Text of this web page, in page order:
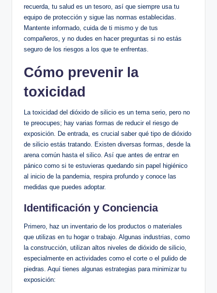
recuerda, tu salud es un ​tesoro,‍ así ​que siempre usa⁤ tu
equipo⁣ de⁣ protección y sigue ‍las normas establecidas.
Mantente informado, cuida ‌de ‌ti mismo y de tus‍
compañeros, ​y no dudes en hacer preguntas si no estás
seguro​ de los riesgos ‌a los que te enfrentas.
Cómo prevenir ⁤la
toxicidad
La toxicidad del dióxido de silicio‍ es un tema serio, pero no
te preocupes; hay⁢ varias formas de ⁣reducir⁣ el ⁣riesgo de
⁣exposición. De entrada, es crucial saber qué ⁢tipo de dióxido
de silicio estás tratando. Existen diversas formas, desde la
arena ⁣común hasta el‌ silico. Así que antes de entrar en​
pánico como si te estuvieras quedando sin papel​ higiénico
al inicio de la pandemia, respira profundo y conoce las
medidas que puedes ​adoptar.
Identificación⁤ y Conciencia
Primero, haz un inventario de los productos o materiales
que utilizas en tu hogar ⁣o trabajo. Algunas industrias, como
la ⁢construcción, utilizan ⁢altos niveles de ‌dióxido de silicio,
especialmente en ​actividades como el⁢ corte o el pulido de​
piedras. Aquí⁤ tienes algunas estrategias para⁢ minimizar tu
exposición: